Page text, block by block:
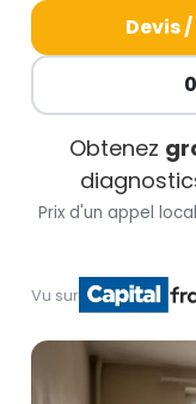
Devis
Obtenez
Prix d'un appel
Vu sur